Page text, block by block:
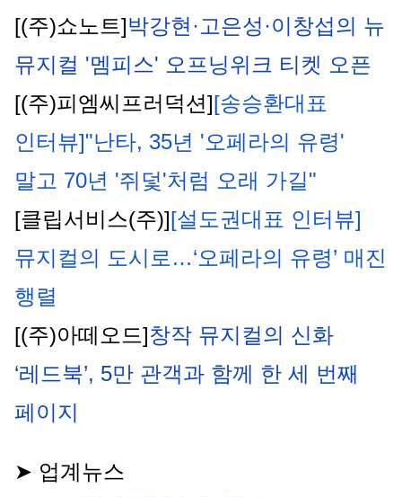
[(주)쇼노트]박강현·고은성·이창섭의 뉴
뮤지컬 '멤피스' 오프닝위크 티켓 오픈
[(주)피엠씨프러덕션][송승환대표
인터뷰]"난타, 35년 '오페라의 유령'
말고 70년 '쥐덫'처럼 오래 가길"
[클립서비스(주)][설도권대표 인터뷰]
뮤지컬의 도시로…‘오페라의 유령’ 매진
행렬
[(주)아떼오드]창작 뮤지컬의 신화
‘레드북’, 5만 관객과 함께 한 세 번째
페이지
➤ 업계뉴스